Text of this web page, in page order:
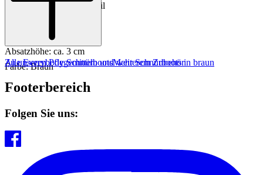
Innenmaterial: Leder/Textil
Sohle: Gummisohle
Absatzhöhe: ca. 3 cm
Farbe: Braun
Zu unseren Pflegemitteln und weiterem Zubehör
Alle Everybody SchnürbootsMehr Schnürboots in braun
Footerbereich
Folgen Sie uns: